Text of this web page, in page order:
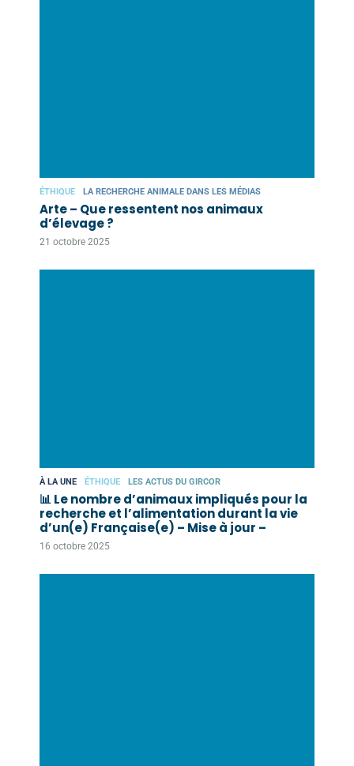
ÉTHIQUE LA RECHERCHE ANIMALE DANS LES MÉDIAS
Arte – Que ressentent nos animaux
d’élevage ?
21 octobre 2025
À LA UNE ÉTHIQUE LES ACTUS DU GIRCOR
📊 Le nombre d’animaux impliqués pour la
recherche et l’alimentation durant la vie
d’un(e) Française(e) – Mise à jour –
16 octobre 2025